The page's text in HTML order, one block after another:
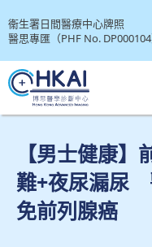
衞生署日間醫療中心牌照
醫思專匯（PHF No.
【男士健康
難+夜尿漏尿
免前列腺癌